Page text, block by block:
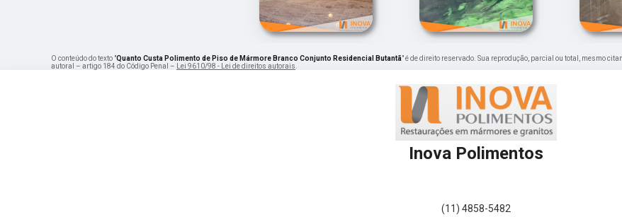
O conteúdo do texto "Quanto Custa Polimento de Piso de Mármore Branco Conjunto Residencial Butantã" é de direito reservado. Sua reprodução, parcial ou total, mesmo
autoral – artigo 184 do Código Penal – Lei 9610/98 - Lei de direitos autorais.
Inova Polimentos
(11) 4858-5482